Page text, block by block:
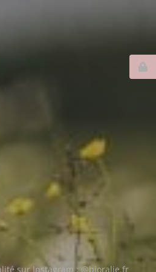
sur Instagram : @bioralie.fr